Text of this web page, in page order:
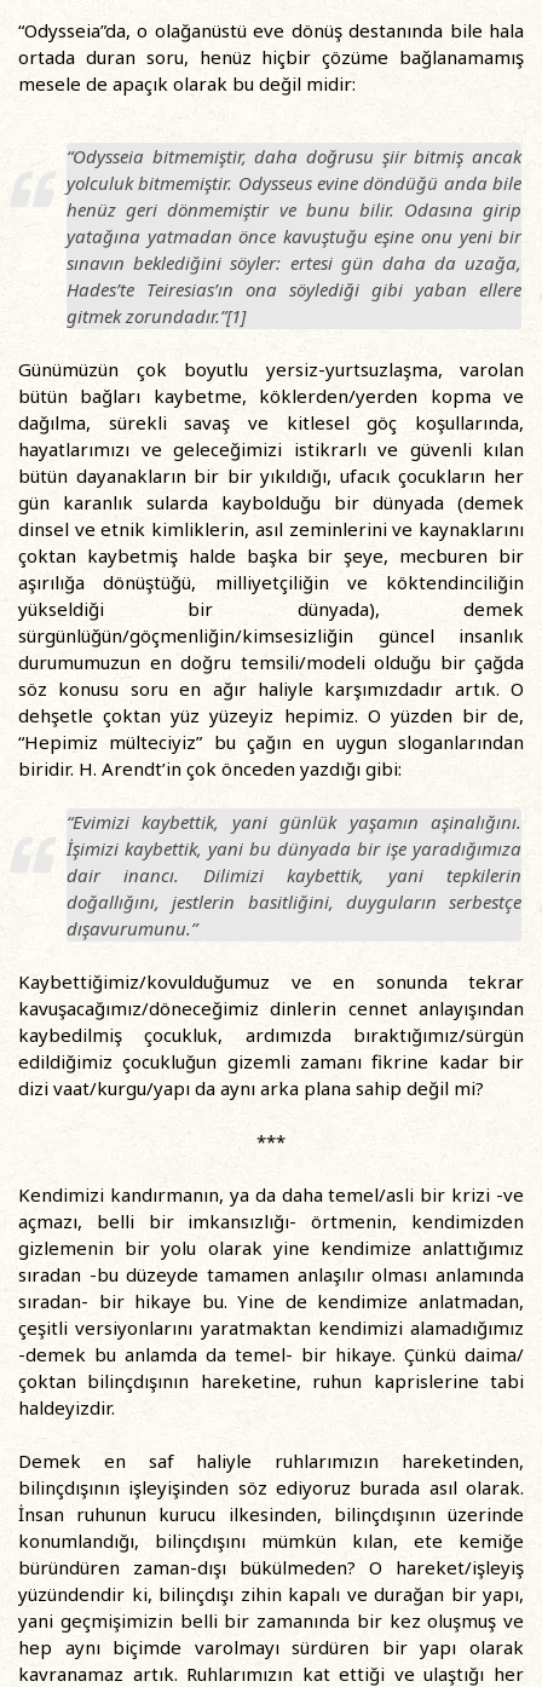
“Odysseia”da, o olağanüstü eve dönüş destanında bile hala
ortada duran soru, henüz hiçbir çözüme bağlanamamış
mesele de apaçık olarak bu değil midir:
“Odysseia bitmemiştir, daha doğrusu şiir bitmiş ancak
yolculuk bitmemiştir. Odysseus evine döndüğü anda bile
henüz geri dönmemiştir ve bunu bilir. Odasına girip
yatağına yatmadan önce kavuştuğu eşine onu yeni bir
sınavın beklediğini söyler: ertesi gün daha da uzağa,
Hades’te Teiresias’ın ona söylediği gibi yaban ellere
gitmek zorundadır.”[1]
Günümüzün çok boyutlu yersiz-yurtsuzlaşma, varolan
bütün bağları kaybetme, köklerden/yerden kopma ve
dağılma, sürekli savaş ve kitlesel göç koşullarında,
hayatlarımızı ve geleceğimizi istikrarlı ve güvenli kılan
bütün dayanakların bir bir yıkıldığı, ufacık çocukların her
gün karanlık sularda kaybolduğu bir dünyada (demek
dinsel ve etnik kimliklerin, asıl zeminlerini ve kaynaklarını
çoktan kaybetmiş halde başka bir şeye, mecburen bir
aşırılığa dönüştüğü, milliyetçiliğin ve köktendinciliğin
yükseldiği bir dünyada), demek
sürgünlüğün/göçmenliğin/kimsesizliğin güncel insanlık
durumumuzun en doğru temsili/modeli olduğu bir çağda
söz konusu soru en ağır haliyle karşımızdadır artık. O
dehşetle çoktan yüz yüzeyiz hepimiz. O yüzden bir de,
“Hepimiz mülteciyiz” bu çağın en uygun sloganlarından
biridir. H. Arendt’in çok önceden yazdığı gibi:
“Evimizi kaybettik, yani günlük yaşamın aşinalığını.
İşimizi kaybettik, yani bu dünyada bir işe yaradığımıza
dair inancı. Dilimizi kaybettik, yani tepkilerin
doğallığını, jestlerin basitliğini, duyguların serbestçe
dışavurumunu.”
Kaybettiğimiz/kovulduğumuz ve en sonunda tekrar
kavuşacağımız/döneceğimiz dinlerin cennet anlayışından
kaybedilmiş çocukluk, ardımızda bıraktığımız/sürgün
edildiğimiz çocukluğun gizemli zamanı fikrine kadar bir
dizi vaat/kurgu/yapı da aynı arka plana sahip değil mi?
***
Kendimizi kandırmanın, ya da daha temel/asli bir krizi -ve
açmazı, belli bir imkansızlığı- örtmenin, kendimizden
gizlemenin bir yolu olarak yine kendimize anlattığımız
sıradan -bu düzeyde tamamen anlaşılır olması anlamında
sıradan- bir hikaye bu. Yine de kendimize anlatmadan,
çeşitli versiyonlarını yaratmaktan kendimizi alamadığımız
-demek bu anlamda da temel- bir hikaye. Çünkü daima/
çoktan bilinçdışının hareketine, ruhun kaprislerine tabi
haldeyizdir.
Demek en saf haliyle ruhlarımızın hareketinden,
bilinçdışının işleyişinden söz ediyoruz burada asıl olarak.
İnsan ruhunun kurucu ilkesinden, bilinçdışının üzerinde
konumlandığı, bilinçdışını mümkün kılan, ete kemiğe
büründüren zaman-dışı bükülmeden? O hareket/işleyiş
yüzündendir ki, bilinçdışı zihin kapalı ve durağan bir yapı,
yani geçmişimizin belli bir zamanında bir kez oluşmuş ve
hep aynı biçimde varolmayı sürdüren bir yapı olarak
kavranamaz artık. Ruhlarımızın kat ettiği ve ulaştığı her